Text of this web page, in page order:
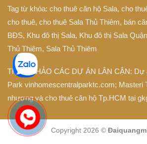
Tag từ khóa: cho thuê căn hộ Sala, cho
cho thuê, cho thuê Sala Thủ Thiêm, bán
BĐS, Khu đô thị Sala, Khu đô thị Sala
Thủ Thiêm, Sala Thủ Thiêm
THAM KHẢO CÁC DỰ ÁN LÂN CẬN: Dự
Park vinhomescentralparktc.com; Masteri
nhượng và cho thuê căn hộ Tp.HCM tại
Copyright 2026 ©